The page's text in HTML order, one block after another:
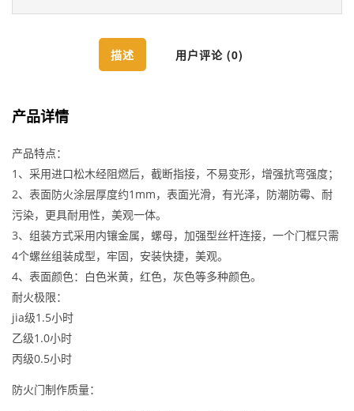
描述 用户评论 (0)
产品详情
产品特点：
1、采用进口松木经阻燃后，截断指接，不易变形，增强抗弯强度；
2、表面防火涂层厚度约1mm，表面光滑，有光泽，防潮防霉、耐
污染，更具耐用性，美观一体。
3、组装方式采用内镶金属，螺母，加强型丝杆连接，一个门框只需
4个螺丝组装成型，牢固，安装快捷，美观。
4、表面颜色：白色米黄，红色，灰色等多种颜色。
耐火极限：
jia级1.5小时
乙级1.0小时
丙级0.5小时
防火门制作质量：